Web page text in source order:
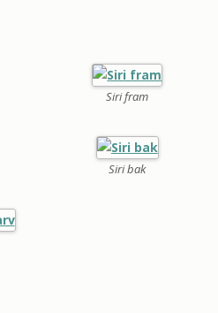
Siri fram
Siri bak